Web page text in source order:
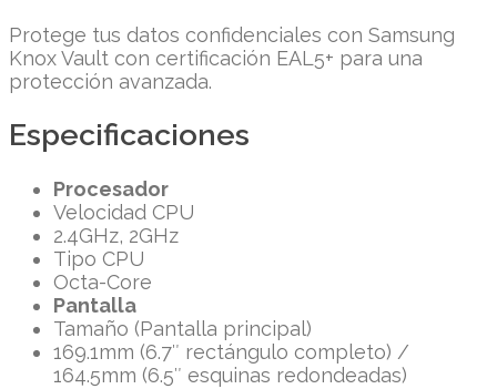
Protege tus datos confidenciales con Samsung
Knox Vault con certificación EAL5+ para una
protección avanzada.
Especificaciones
Procesador
Velocidad CPU
2.4GHz, 2GHz
Tipo CPU
Octa-Core
Pantalla
Tamaño (Pantalla principal)
169.1mm (6.7″ rectángulo completo) /
164.5mm (6.5″ esquinas redondeadas)